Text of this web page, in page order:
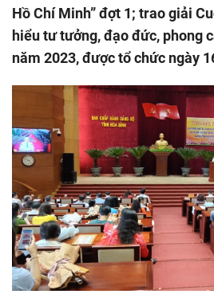
Hồ Chí Minh” đợt 1; trao giải
hiểu tư tưởng, đạo đức, phong
năm 2023, được tổ chức ngày